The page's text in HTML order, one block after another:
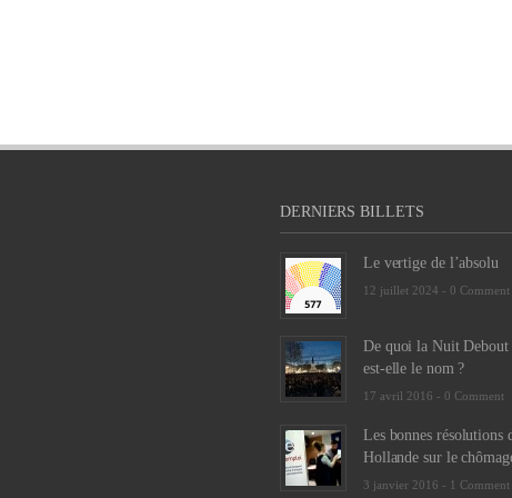
DERNIERS BILLETS
Le vertige de l’absolu
12 juillet 2024 - 0 Comment
De quoi la Nuit Debout
est-elle le nom ?
17 avril 2016 - 0 Comment
Les bonnes résolutions
Hollande sur le
3 janvier 2016 - 1 Comment